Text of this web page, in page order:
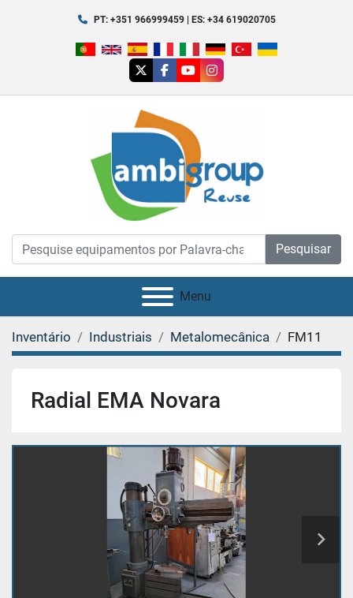
PT: +351 966999459 | ES: +34 619020705
twitterfacebook
youtubeinstagram
Pesquisar
Menu
Inventário Industriais Metalomecânica FM11
Radial EMA Novara